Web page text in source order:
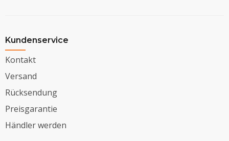
Kundenservice
Kontakt
Versand
Rücksendung
Preisgarantie
Händler werden